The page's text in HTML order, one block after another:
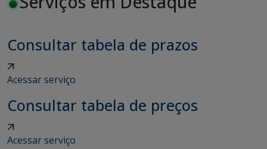
Consultar tabela de prazos
Acessar serviço
Consultar tabela de preços
Acessar serviço